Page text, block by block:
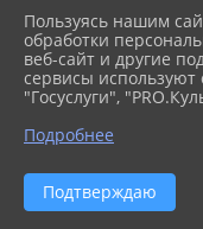
Пользуясь нашим
обработки
веб-сайт и другие
сервисы используют
"Госуслуги",
Подробнее
Подтверждаю